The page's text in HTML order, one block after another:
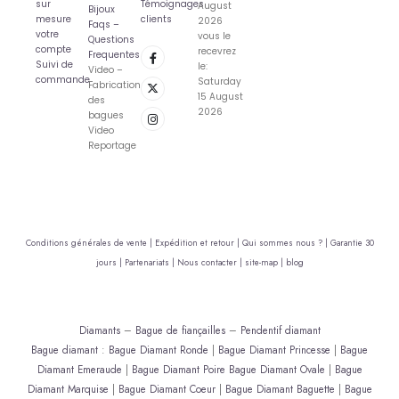
sur
mesure
votre
compte
Suivi de
commande
Bijoux
Faqs –
Questions
Frequentes
Video –
Fabrication
des
bagues
Video
Reportage
Témoignages
clients
August
2026
vous le
recevrez
le:
Saturday
15 August
2026
Conditions générales de vente | Expédition et retour | Qui sommes nous ? | Garantie 30
jours | Partenariats | Nous contacter | site-map | blog
Diamants– Bague de fiançailles– Pendentif diamant
Bague diamant : Bague Diamant Ronde | Bague Diamant Princesse | Bague
Diamant Emeraude | Bague Diamant Poire Bague Diamant Ovale | Bague
Diamant Marquise | Bague Diamant Coeur| Bague Diamant Baguette | Bague